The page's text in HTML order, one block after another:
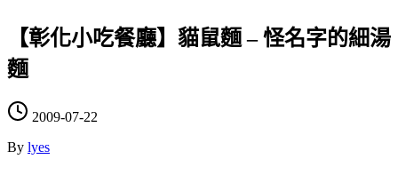
【彰化小吃餐廳】貓鼠麵 – 怪名字的細湯
麵
2009-07-22
By lyes